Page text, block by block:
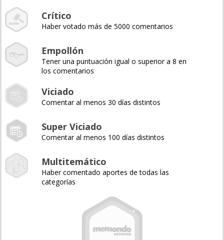
Crítico
Haber votado más de 5000 comentarios
Empollón
Tener una puntuación igual o superior a 8 en
los comentarios
Viciado
Comentar al menos 30 días distintos
Super Viciado
Comentar al menos 100 días distintos
Multitemático
Haber comentado aportes de todas las
categorías